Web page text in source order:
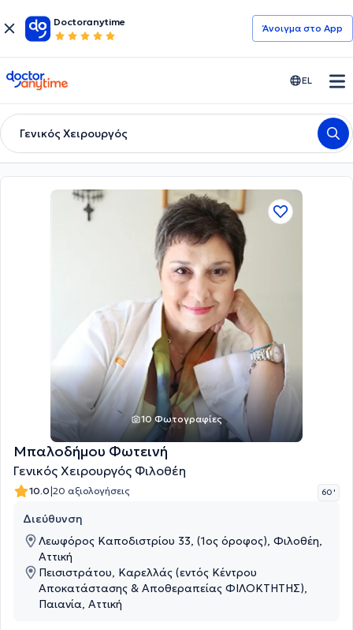
Doctoranytime
Άνοιγμα στο App
doctoranytime EL
Γενικός Χειρουργός
10 Φωτογραφίες
Μπαλοδήμου Φωτεινή
Γενικός Χειρουργός Φιλοθέη
10.0|20 αξιολογήσεις 60 '
Διεύθυνση
Λεωφόρος Καποδιστρίου 33, (1ος όροφος), Φιλοθέη,
Αττική
Πεισιστράτου, Καρελλάς (εντός Κέντρου
Αποκατάστασης & Αποθεραπείας ΦΙΛΟΚΤΗΤΗΣ),
Παιανία, Αττική